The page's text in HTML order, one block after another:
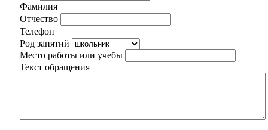
Фамилия
Отчество
Телефон
Род занятий
Место работы или учебы
Текст обращения